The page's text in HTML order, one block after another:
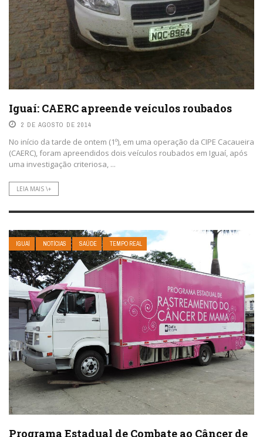
Iguaí: CAERC apreende veículos roubados
2 DE AGOSTO DE 2014
No início da tarde de ontem (1º), em uma operação da CIPE Cacaueira
(CAERC), foram apreendidos dois veículos roubados em Iguaí, após
uma investigação criteriosa, ...
LEIA MAIS \+
IGUAÍ NOTÍCIAS SAÚDE TEMPO REAL
Programa Estadual de Combate ao Câncer de